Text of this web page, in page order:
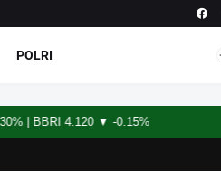
POLRI
4.120 ▼ -0.15%